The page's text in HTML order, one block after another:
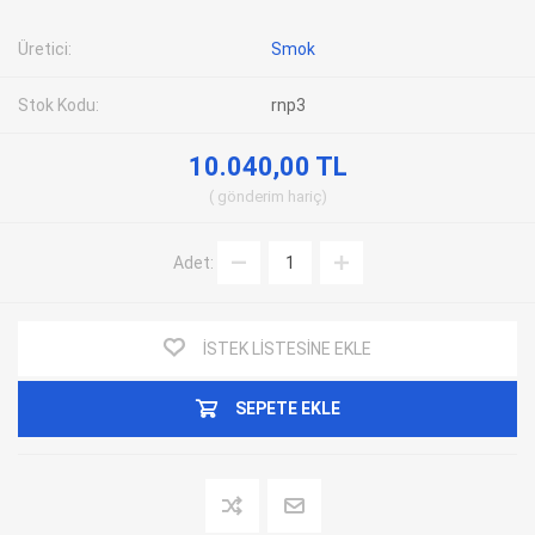
Üretici: Smok
Stok Kodu: rnp3
10.040,00 TL
gönderim hariç
Adet:
İSTEK LISTESINE EKLE
SEPETE EKLE